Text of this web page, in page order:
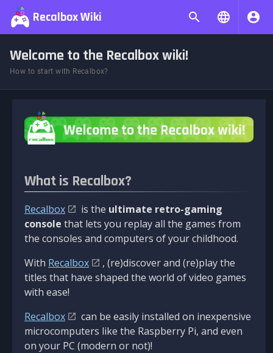
Recalbox Wiki
Welcome to the Recalbox wiki!
How to start with Recalbox?
What is Recalbox?
Recalbox is the ultimate retro-gaming
console that lets you replay all the games from
the consoles and computers of your childhood.
With Recalbox
, (re)discover and (re)play the
titles that have shaped the world of video games
with ease!
Recalbox
can be easily installed on inexpensive
microcomputers like the Raspberry Pi, and even
on your PC (modern or not)!